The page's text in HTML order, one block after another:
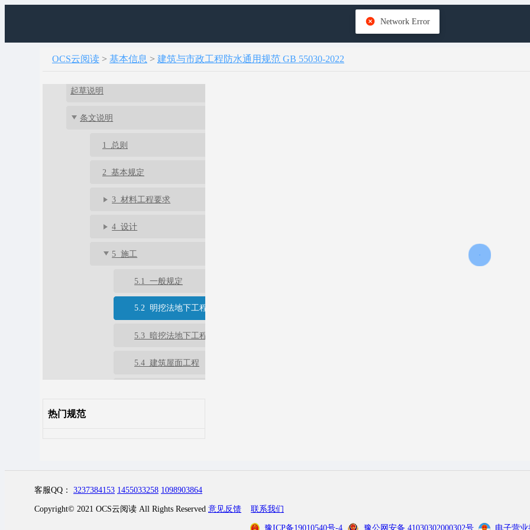
OCS云阅读 > 基本信息 > 建筑与市政工程防水通用规范 GB 55030-2022
建筑与市政工程防水通用规范 GB 55030-2022
起草说明
条文说明
1 总则
2 基本规定
3 材料工程要求
4 设计
5 施工
5.1 一般规定
5.2 明挖法地下工程
5.3 暗挖法地下工程
5.4 建筑屋面工程
5.8 蓄水类工程
热门规范
客服QQ： 3237384153 1455033258 1098903864
Copyright© 2021 OCS云阅读 All Rights Reserved 意见反馈 联系我们
豫ICP备19010540号-4 豫公网安备 41030302000302号 电子营
Network Error